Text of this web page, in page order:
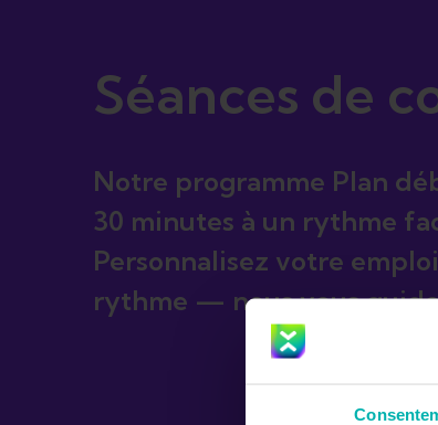
Séances de
Notre programme Plan
30 minutes à un rythme
Personnalisez votre
rythme — nous vous